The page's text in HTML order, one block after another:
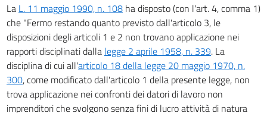
La L. 11 maggio 1990, n. 108 ha disposto (con l'art. 4, comma 1)
che "Fermo restando quanto previsto dall'articolo 3, le
disposizioni degli articoli 1 e 2 non trovano applicazione nei
rapporti disciplinati dalla legge 2 aprile 1958, n. 339. La
disciplina di cui all'articolo 18 della legge 20 maggio 1970, n.
300, come modificato dall'articolo 1 della presente legge, non
trova applicazione nei confronti dei datori di lavoro non
imprenditori che svolgono senza fini di lucro attività di natura